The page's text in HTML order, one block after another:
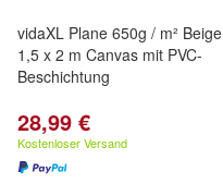
vidaXL Plane 650g / m² Beige
1,5 x 2 m Canvas mit PVC-
Beschichtung
28,99 €
Kostenloser Versand